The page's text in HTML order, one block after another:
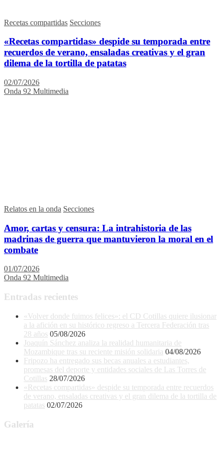
Recetas compartidas Secciones
«Recetas compartidas» despide su temporada entre
recuerdos de verano, ensaladas creativas y el gran
dilema de la tortilla de patatas
02/07/2026
Onda 92 Multimedia
Relatos en la onda Secciones
Amor, cartas y censura: La intrahistoria de las
madrinas de guerra que mantuvieron la moral en el
combate
01/07/2026
Onda 92 Multimedia
Entradas recientes
«Volver donde fuimos felices»: el CD Cotillas quiere ilusionar
a la afición en su histórico regreso a Tercera Federación tras
28 años 05/08/2026
Joaquín Sánchez analiza la realidad humanitaria de
Mozambique tras su reciente misión solidaria 04/08/2026
Fripozo ha entregado sus becas anuales a estudiantes,
promesas del deporte y entidades sociales de Las Torres de
Cotillas 28/07/2026
«Recetas compartidas» despide su temporada entre recuerdos
de verano, ensaladas creativas y el gran dilema de la tortilla de
patatas 02/07/2026
Galería